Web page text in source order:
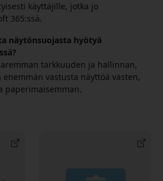
käyttäjille, jotka jo
365:ssä.
näytönsuojasta hyötyä
tarkkuuden ja hallinnan,
enemmän vastusta näyttöä vasten,
paperimaisemman.